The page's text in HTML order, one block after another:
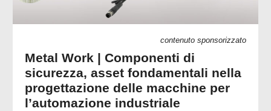
contenuto sponsorizzato
Metal Work | Componenti di
sicurezza, asset fondamentali nella
progettazione delle macchine per
l’automazione industriale